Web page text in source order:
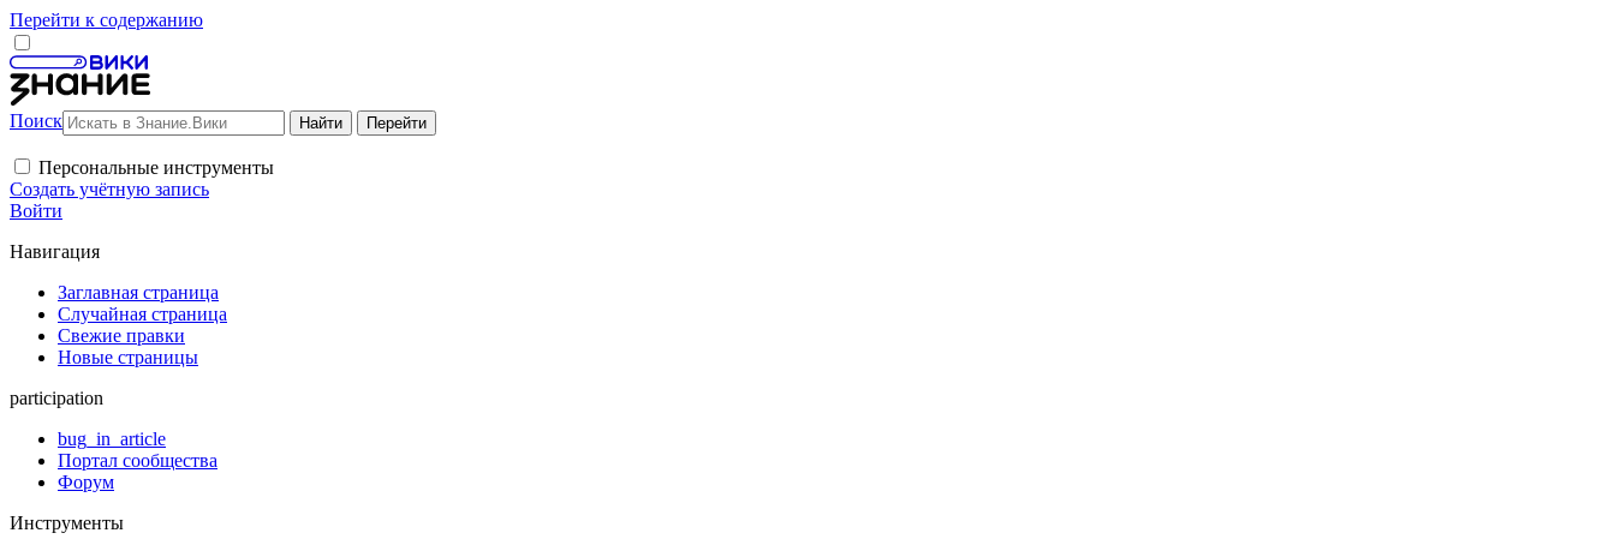
Перейти к содержанию
Поиск
Персональные инструменты
Создать учётную запись
Войти
Навигация
Заглавная страница
Случайная страница
Свежие правки
Новые страницы
participation
bug_in_article
Портал сообщества
Форум
Инструменты